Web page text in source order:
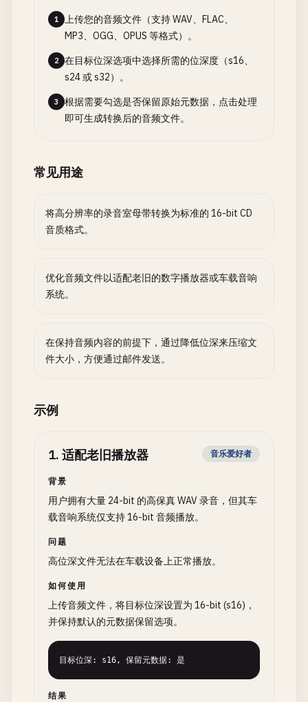
1
上传您的音频文件（支持 WAV、FLAC、
MP3、OGG、OPUS 等格式）。
2
在目标位深选项中选择所需的位深度（s16、
s24 或 s32）。
3
根据需要勾选是否保留原始元数据，点击处理
即可生成转换后的音频文件。
常见用途
将高分辨率的录音室母带转换为标准的 16-bit CD
音质格式。
优化音频文件以适配老旧的数字播放器或车载音响
系统。
在保持音频内容的前提下，通过降低位深来压缩文
件大小，方便通过邮件发送。
示例
1. 适配老旧播放器 音乐爱好者
背景
用户拥有大量 24-bit 的高保真 WAV 录音，但其车
载音响系统仅支持 16-bit 音频播放。
问题
高位深文件无法在车载设备上正常播放。
如何使用
上传音频文件，将目标位深设置为 16-bit (s16)，
并保持默认的元数据保留选项。
目标位深: s16, 保留元数据: 是
结果